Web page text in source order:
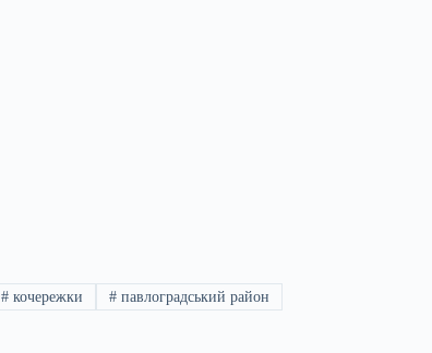
# кочережки # павлоградський район